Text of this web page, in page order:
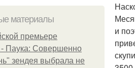
материалы
премьере
- Паука: Совершенно
зендея выбрала не
и